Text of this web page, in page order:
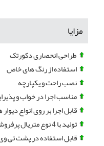
مزایا
طراحی انحصاری دکورتک
استفاده از رنگ های خاص
نصب راحت و یکپارچه
مناسب اجرا در خواب و
قابل اجرا بر روی انواع دیوار
تولید با 4 نوع متریال پرفروش
قابل استفاده در پشت تی